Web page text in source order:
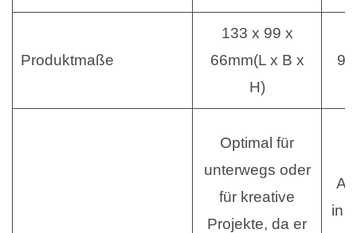
Produktmaße
133 x 99 x
66mm(L x B x
H)
Optimal für
unterwegs oder
für kreative
Projekte, da er
in